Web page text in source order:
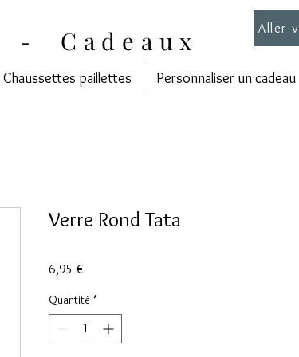
Chaussettes paillettes Personnaliser un cadeau
- Cadeaux Aller
Verre Rond Tata
6,95 €
Quantité *